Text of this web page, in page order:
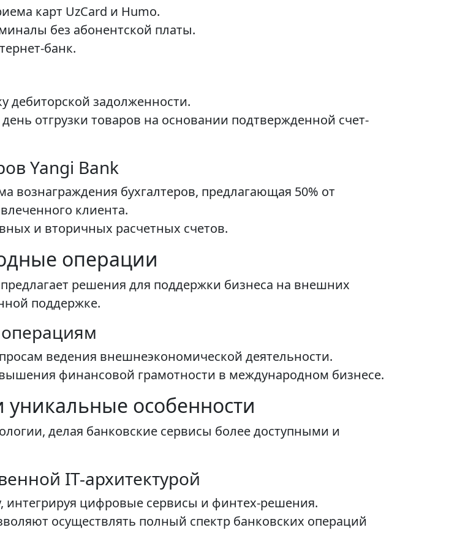
карт UzCard и Humo.
без абонентской платы.
банк.
дебиторской задолженности.
отгрузки товаров на основании подтвержденной счет-
Yangi Bank
вознаграждения бухгалтеров, предлагающая 50% от
клиента.
и вторичных расчетных счетов.
операции
решения для поддержки бизнеса на внешних
поддержке.
ведения внешнеэкономической деятельности.
финансовой грамотности в международном бизнесе.
особенности
делая банковские сервисы более доступными и
IT-архитектурой
интегрируя цифровые сервисы и финтех-решения.
осуществлять полный спектр банковских операций